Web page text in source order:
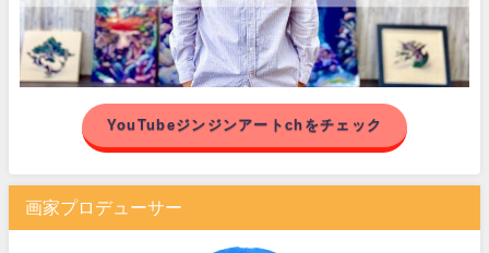
YouTubeジンジンアートchをチェック
画家プロデューサー